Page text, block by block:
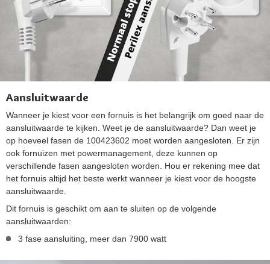
Aansluitwaarde
Wanneer je kiest voor een fornuis is het belangrijk om goed naar de
aansluitwaarde te kijken. Weet je de aansluitwaarde? Dan weet je
op hoeveel fasen de 100423602 moet worden aangesloten. Er zijn
ook fornuizen met powermanagement, deze kunnen op
verschillende fasen aangesloten worden. Hou er rekening mee dat
het fornuis altijd het beste werkt wanneer je kiest voor de hoogste
aansluitwaarde.
Dit fornuis is geschikt om aan te sluiten op de volgende
aansluitwaarden:
3 fase aansluiting, meer dan 7900 watt